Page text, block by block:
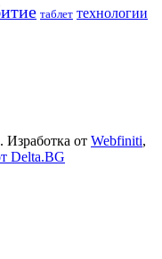
таблет технологии
Изработка от Webfiniti,
Delta.BG